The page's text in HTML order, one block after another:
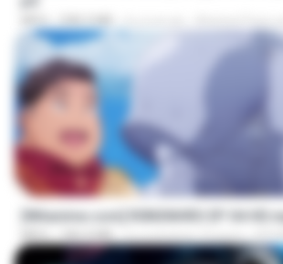
MP4 208.3 MB
[Witanime.com] R0NSNHRS EP 04
MP4 184.4 MB il y a environ 15 jours